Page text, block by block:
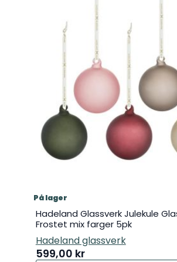
På lager
Hadeland Glassverk Julekule
Frostet mix farger 5pk
Hadeland glassverk
599,00 kr